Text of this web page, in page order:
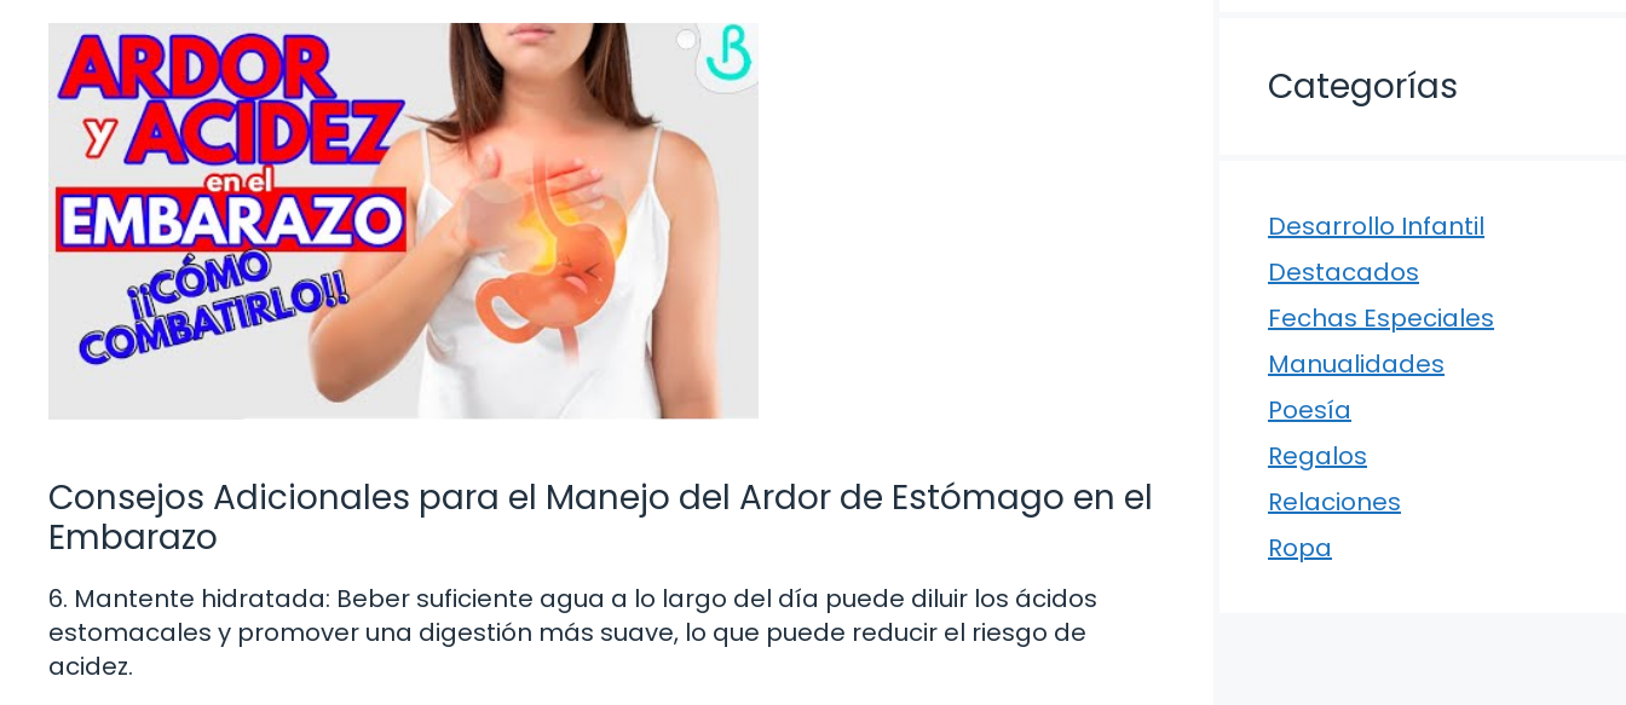
Consejos Adicionales para el Manejo del Ardor de Estómago en el
Embarazo
6. Mantente hidratada: Beber suficiente agua a lo largo del día puede diluir los ácidos
estomacales y promover una digestión más suave, lo que puede reducir el riesgo de
acidez.
Categorías
Desarrollo Infantil
Destacados
Fechas Especiales
Manualidades
Poesía
Regalos
Relaciones
Ropa